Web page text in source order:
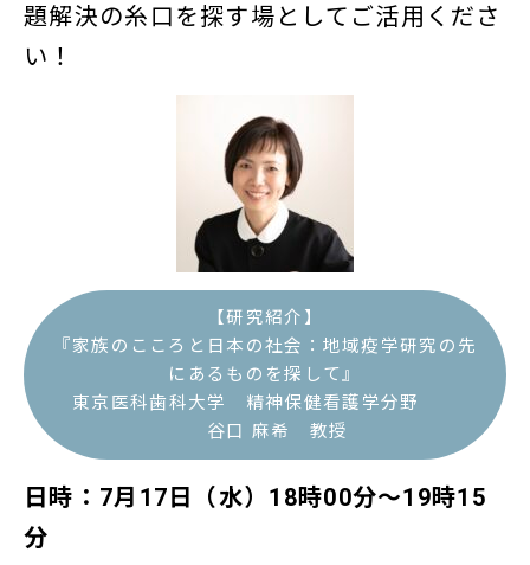
題解決の糸口を探す場としてご活用くださ
い！
【研究紹介】
『家族のこころと日本の社会：地域疫学研究の先
にあるものを探して』
東京医科歯科大学 精神保健看護学分野
谷口 麻希 教授
日時：7月17日（水）18時00分～19時15
分